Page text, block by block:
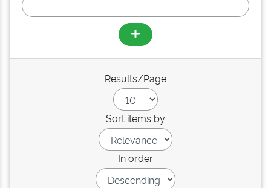
Results/Page
Sort items by
In order